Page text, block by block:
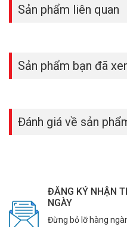
Sản phẩm liên quan
Sản phẩm bạn đã
Đánh giá về sản
ĐĂNG KÝ NHẬN
NGÀY
Đừng bỏ lỡ hàng